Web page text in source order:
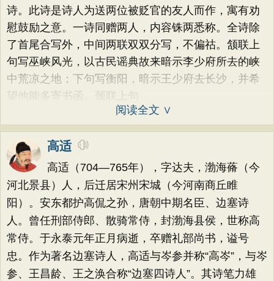
诗。此诗是诗人为送两位被贬官的友人而作，寓有劝
慰鼓励之意。一诗同赠两人，内容铢两悉称。全诗除
了首尾合写外，中间两联双双分写，不偏祜。颔联上
句写巫峡风光，以古民谣典故来暗示李少府所去的峡
中荒凉之地；下句写衡阳，暗示王少府去长沙，并希
望他能多寄书函。颈联上句
阅读全文 ∨
高适
高适（704—765年），字达夫，渤海蓨（今
河北景县）人，后迁居宋州宋城（今河南商丘睢
阳）。安东都护高侃之孙，唐朝中期名臣、边塞诗
人。曾任刑部侍郎、散骑常侍，封渤海县侯，世称高
常侍。于永泰元年正月病逝，卒赠礼部尚书，谥号
忠。作为著名边塞诗人，高适与岑参并称“高岑”，与岑
参、王昌龄、王之涣合称“边塞四诗人”。其诗笔力雄